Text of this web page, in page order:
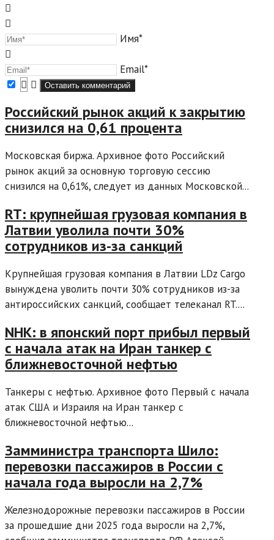
Имя*
Email*
Российский рынок акций к закрытию
снизился на 0,61 процента
Московская биржа. Архивное фото Российский
рынок акций за основную торговую сессию
снизился на 0,61%, следует из данных Московской...
RT: крупнейшая грузовая компания в
Латвии уволила почти 30%
сотрудников из-за санкций
Крупнейшая грузовая компания в Латвии LDz Cargo
вынуждена уволить почти 30% сотрудников из-за
антироссийских санкций, сообщает телеканал RT....
NHK: в японский порт прибыл первый
с начала атак на Иран танкер с
ближневосточной нефтью
Танкеры с нефтью. Архивное фото Первый с начала
атак США и Израиля на Иран танкер с
ближневосточной нефтью...
Замминистра транспорта Шило:
перевозки пассажиров в России с
начала года выросли на 2,7%
Железнодорожные перевозки пассажиров в России
за прошедшие дни 2025 года выросли на 2,7%,